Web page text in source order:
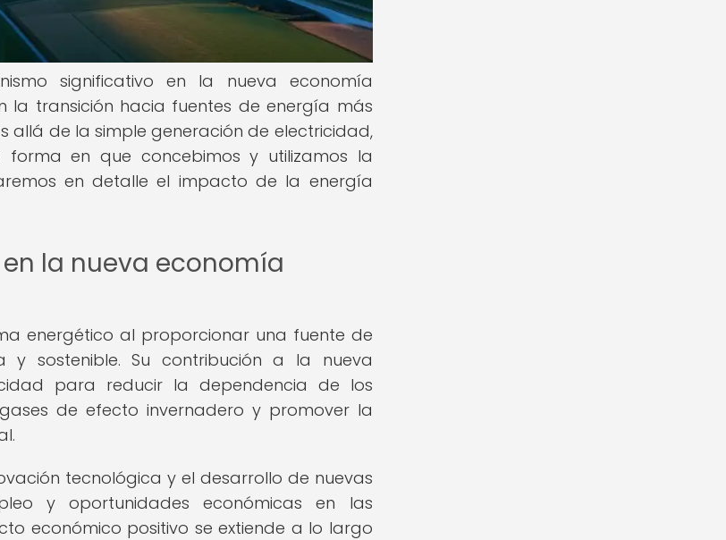
significativo en la nueva economía
la transición hacia fuentes de energía más
allá de la simple generación de electricidad,
en que concebimos y utilizamos la
en detalle el impacto de la energía
la nueva economía
energético al proporcionar una fuente de
y sostenible. Su contribución a la nueva
para reducir la dependencia de los
de efecto invernadero y promover la
tecnológica y el desarrollo de nuevas
y oportunidades económicas en las
económico positivo se extiende a lo largo